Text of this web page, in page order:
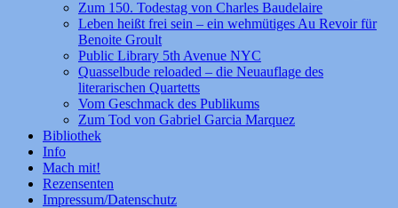
Zum 150. Todestag von Charles Baudelaire
Leben heißt frei sein – ein wehmütiges Au Revoir für
Benoite Groult
Public Library 5th Avenue NYC
Quasselbude reloaded – die Neuauflage des
literarischen Quartetts
Vom Geschmack des Publikums
Zum Tod von Gabriel Garcia Marquez
Bibliothek
Info
Mach mit!
Rezensenten
Impressum/Datenschutz